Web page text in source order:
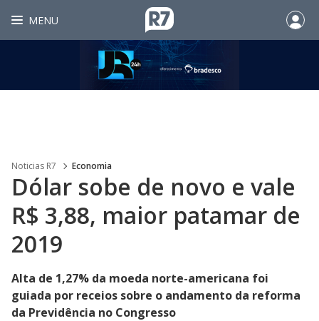
MENU
Noticias R7 Economia
Dólar sobe de novo e vale
R$ 3,88, maior patamar de
2019
Alta de 1,27% da moeda norte-americana foi
guiada por receios sobre o andamento da reforma
da Previdência no Congresso